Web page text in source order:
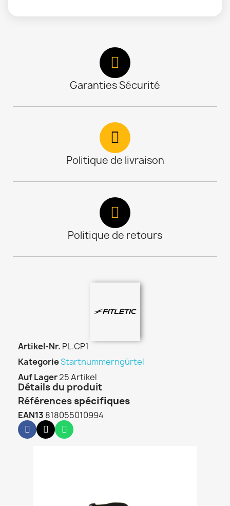
Garanties Sécurité
Politique de livraison
Politique de retours
Artikel-Nr. PL.CP1
KategorieStartnummerngürtel
Auf Lager25 Artikel
Détails du produit
Références spécifiques
EAN13 818055010994